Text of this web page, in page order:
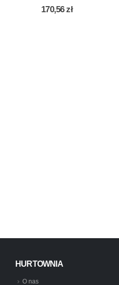
out of 5
170,56zł
HURTOWNIA
O nas